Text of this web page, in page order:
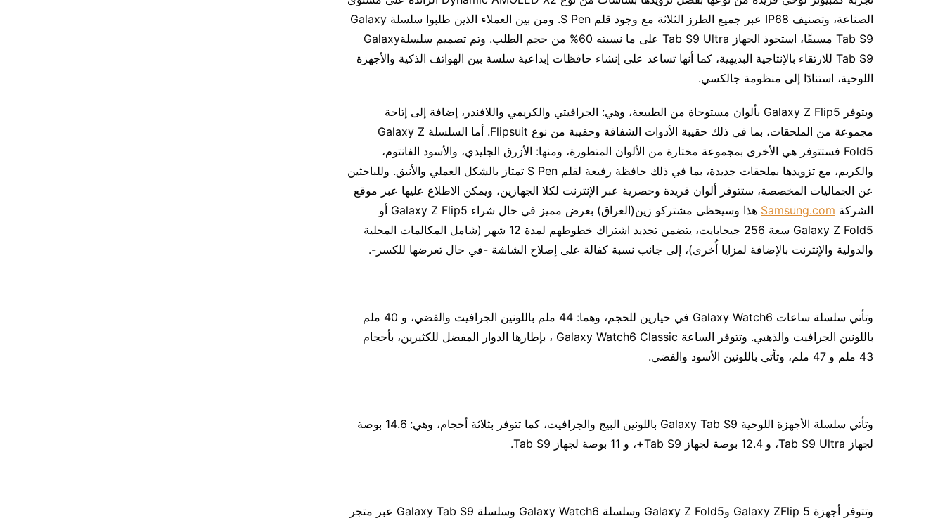
الصناعة، وتصنيف IP68 عبر جميع الطرز الثلاثة مع وجود قلم S Pen. ومن بين العملاء الذين طلبوا سلسلة Galaxy
Tab S9 مسبقًا، استحوذ الجهاز Tab S9 Ultra على ما نسبته 60% من حجم الطلب. وتم تصميم سلسلةGalaxy
Tab S9 للارتقاء بالإنتاجية البديهية، كما أنها تساعد على إنشاء حافظات إبداعية سلسة بين الهواتف الذكية والأجهزة
اللوحية، استنادًا إلى منظومة جالكسي.
ويتوفر Galaxy Z Flip5 بألوان مستوحاة من الطبيعة، وهي: الجرافيتي والكريمي واللافندر، إضافة إلى إتاحة
مجموعة من الملحقات، بما في ذلك حقيبة الأدوات الشفافة وحقيبة من نوع Flipsuit. أما السلسلة Galaxy Z
Fold5 فستتوفر هي الأخرى بمجموعة مختارة من الألوان المتطورة، ومنها: الأزرق الجليدي، والأسود الفانتوم،
والكريم، مع تزويدها بملحقات جديدة، بما في ذلك حافظة رفيعة لقلم S Pen تمتاز بالشكل العملي والأنيق. وللباحثين
عن الجماليات المخصصة، ستتوفر ألوان فريدة وحصرية عبر الإنترنت لكلا الجهازين، ويمكن الاطلاع عليها عبر موقع
الشركة Samsung.com
هذا وسيحظى مشتركو زين(العراق) بعرض مميز في حال شراء Galaxy Z Flip5 أو
Galaxy Z Fold5 سعة 256 جيجابايت، يتضمن تجديد اشتراك خطوطهم لمدة 12 شهر (شامل المكالمات المحلية
والدولية والإنترنت بالإضافة لمزايا أُخرى)، إلى جانب نسبة كفالة على إصلاح الشاشة -في حال تعرضها للكسر-.
وتأتي سلسلة ساعات Galaxy Watch6 في خيارين للحجم، وهما: 44 ملم باللونين الجرافيت والفضي، و 40 ملم
باللونين الجرافيت والذهبي. وتتوفر الساعة Galaxy Watch6 Classic ، بإطارها الدوار المفضل للكثيرين، بأحجام
43 ملم و 47 ملم، وتأتي باللونين الأسود والفضي.
وتأتي سلسلة الأجهزة اللوحية Galaxy Tab S9 باللونين البيج والجرافيت، كما تتوفر بثلاثة أحجام، وهي: 14.6 بوصة
لجهاز Tab S9 Ultra، و 12.4 بوصة لجهاز Tab S9+، و 11 بوصة لجهاز Tab S9.
وتتوفر أجهزة Galaxy ZFlip 5 وGalaxy Z Fold5 وسلسلة Galaxy Watch6 وسلسلة Galaxy Tab S9 عبر متجر